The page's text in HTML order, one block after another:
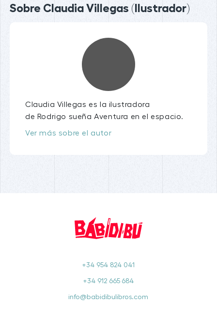
Sobre Claudia Villegas (Ilustrador)
Claudia Villegas es la ilustradora
de Rodrigo sueña Aventura en el espacio.
Ver más sobre el autor
+34 954 824 041
+34 912 665 684
info@babidibulibros.com